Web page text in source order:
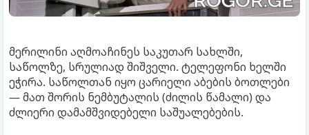
მერილინი აღმოაჩინეს საკუთარ სახლში,
საწოლზე, სრულიად შიშველი. ტელეფონი ხელში
ეჭირა. საწოლთან იყო ცარიელი აბების ბოთლები
— მათ შორის ნემბუტალის (ძილის წამალი) და
ძლიერი დამამშვიდებელი საშუალებების.